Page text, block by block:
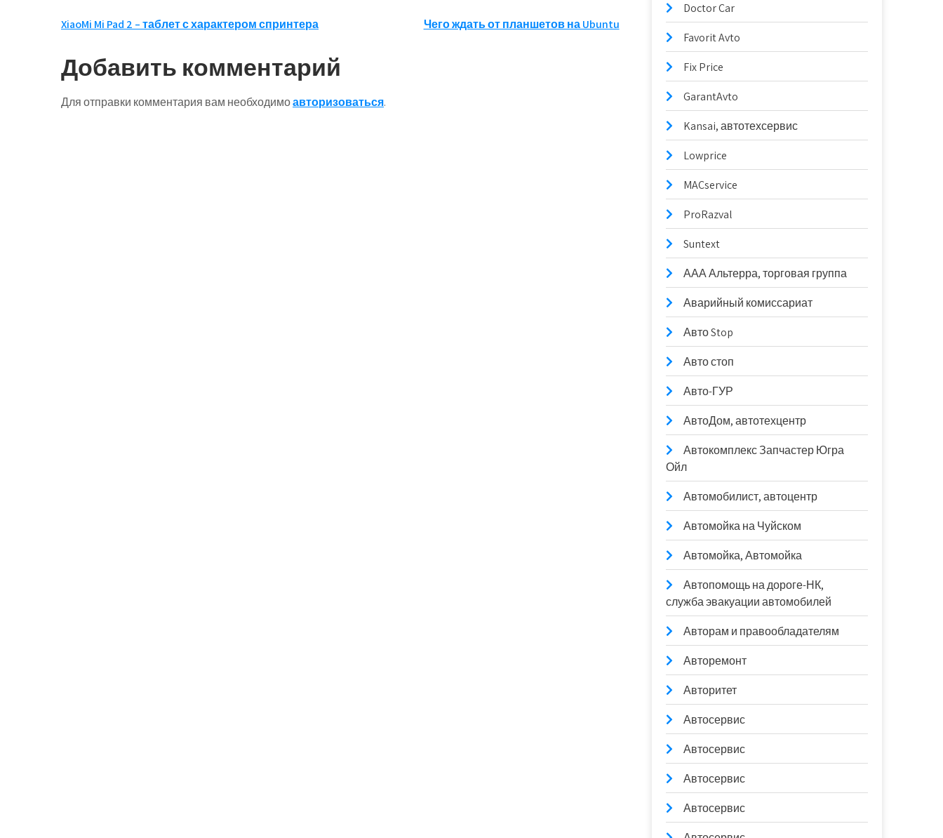
Навигация
по
записям
XiaoMi Mi Pad 2 – таблет с характером спринтера Чего ждать от планшетов на Ubuntu
Добавить комментарий
Для отправки комментария вам необходимоавторизоваться.
Doctor Car
Favorit Avto
Fix Price
GarantAvto
Kansai, автотехсервис
Lowprice
MACservice
ProRazval
Suntext
ААА Альтерра, торговая группа
Аварийный комиссариат
Авто Stop
Авто стоп
Авто-ГУР
АвтоДом, автотехцентр
Автокомплекс Запчастер Югра
Ойл
Автомобилист, автоцентр
Автомойка на Чуйском
Автомойка, Автомойка
Автопомощь на дороге-НК,
служба эвакуации автомобилей
Авторам и правообладателям
Авторемонт
Авторитет
Автосервис
Автосервис
Автосервис
Автосервис